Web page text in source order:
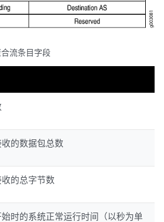
流条目字段
的数据包总数
的总字节数
时的系统正常运行时间（以秒为单